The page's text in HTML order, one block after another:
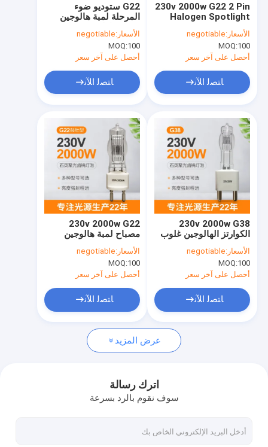
منتجات
معلومات عنا
جولة في المعمل
مراقبة الجودة
اتصل بنا
أخبار
اطلب اقتباس
لمبة هالوجين كوارتز
لمبة الكوارتز بالأشعة تحت الحمراء
مصباح هالوجين من التنجستن الكوارتز
G22 ستوديو ضوء
المرحلة لمبة هالوجين
إضاءة خاصة
الأسعار:negotiable
MOQ:100
أحصل على آخر سعر
ﺎﺘﺼﻟ ﺍﻶﻧ
230v 2000w G22 2 Pin
Halogen Spotlight
Bulb Broadway
Halogenlamp
الأسعار:negotiable
MOQ:100
أحصل على آخر سعر
ﺎﺘﺼﻟ ﺍﻶﻧ
230v 2000w G22
مصباح لمبة هالوجين
واحدة ذات نهاية واحدة
3200 كيلو 300 ساعة
الأسعار:negotiable
MOQ:100
أحصل على آخر سعر
ﺎﺘﺼﻟ ﺍﻶﻧ
230v 2000w G38
الكوارتز الهالوجين غلوب
التنغستن مصباح المصابيح
الأسعار:negotiable
MOQ:100
أحصل على آخر سعر
ﺎﺘﺼﻟ ﺍﻶﻧ
عرض المزيد
اترك رسالة
سوف نقوم بالرد بسرعة